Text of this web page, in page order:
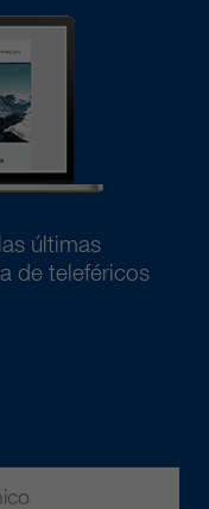
últimas
de teleféricos